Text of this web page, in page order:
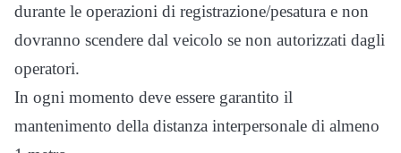
durante le operazioni di registrazione/pesatura e non
dovranno scendere dal veicolo se non autorizzati dagli
operatori.
In ogni momento deve essere garantito il
mantenimento della distanza interpersonale di almeno